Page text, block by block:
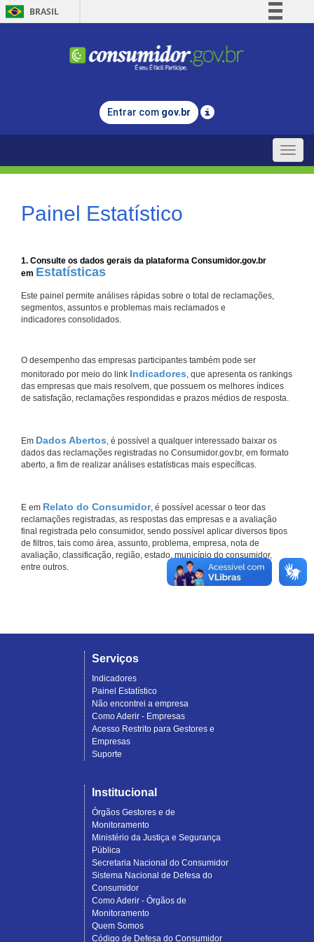
BRASIL
Comunica BR
Legislação
Entrar com gov.br
Toggle
Painel Estatístico
1. Consulte os dados gerais da plataforma Consumidor.gov.br
em Estatísticas
Este painel permite análises rápidas sobre o total de reclamações,
segmentos, assuntos e problemas mais reclamados e
indicadores consolidados.
O desempenho das empresas participantes também pode ser
monitorado por meio do link Indicadores, que apresenta os rankings
das empresas que mais resolvem, que possuem os melhores índices
de satisfação, reclamações respondidas e prazos médios de resposta.
Em Dados Abertos, é possível a qualquer interessado baixar os
dados das reclamações registradas no Consumidor.gov.br, em formato
aberto, a fim de realizar análises estatísticas mais específicas.
E em Relato do Consumidor, é possível acessar o teor das
reclamações registradas, as respostas das empresas e a avaliação
final registrada pelo consumidor, sendo possível aplicar diversos tipos
de filtros, tais como área, assunto, problema, empresa, nota de
avaliação, classificação, região, estado, município do consumidor,
entre outros.
Serviços
Indicadores
Painel Estatístico
Não encontrei a empresa
Como Aderir - Empresas
Acesso Restrito para Gestores e
Empresas
Suporte
Institucional
Órgãos Gestores e de
Monitoramento
Ministério da Justiça e Segurança
Pública
Secretaria Nacional do Consumidor
Sistema Nacional de Defesa do
Consumidor
Como Aderir - Órgãos de
Monitoramento
Quem Somos
Código de Defesa do Consumidor